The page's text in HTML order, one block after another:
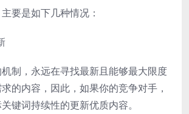
要是如下几种情况：
制，永远在寻找最新且能够最大限度
的内容，因此，如果你的竞争对手，
键词持续性的更新优质内容。